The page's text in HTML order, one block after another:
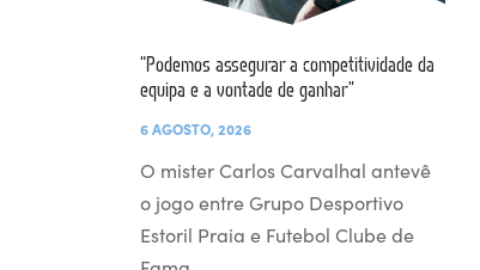
“Podemos assegurar a competitividade da
equipa e a vontade de ganhar”
6 AGOSTO, 2026
O mister Carlos Carvalhal antevê
o jogo entre Grupo Desportivo
Estoril Praia e Futebol Clube de